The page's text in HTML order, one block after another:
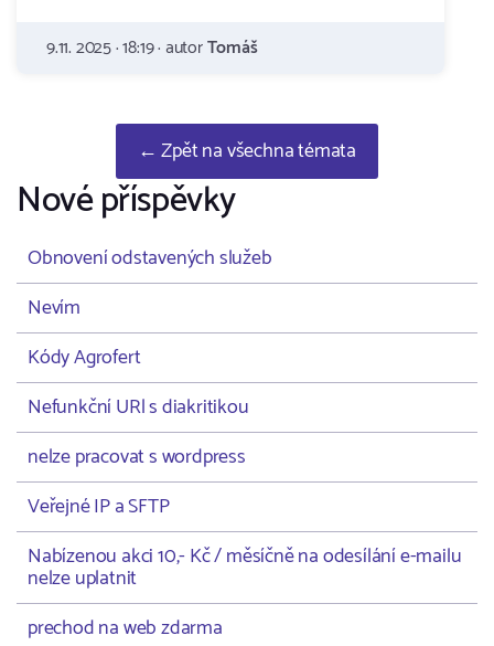
9.11. 2025 · 18:19 · autorTomáš
← Zpět na všechna témata
Nové příspěvky
Obnovení odstavených služeb
Nevím
Kódy Agrofert
Nefunkční URl s diakritikou
nelze pracovat s wordpress
Veřejné IP a SFTP
Nabízenou akci 10,- Kč / měsíčně na odesílání e-mailu
nelze uplatnit
prechod na web zdarma